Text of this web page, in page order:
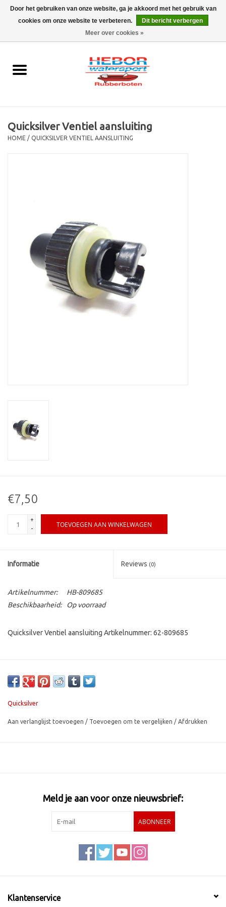
0 Artikelen - €0,00
Outboard
Trailer
Contact
Quicksilver Ventiel aansluiting
HOME / QUICKSILVER VENTIEL AANSLUITING
€7,50
+
-
TOEVOEGEN AAN WINKELWAGEN
Informatie Reviews (0)
Artikelnummer:
HB-809685
Beschikbaarheid:
Op voorraad
Quicksilver Ventiel aansluiting Artikelnummer: 62-809685
Quicksilver
Aan verlanglijst toevoegen / Toevoegen om te vergelijken / Afdrukken
Meld je aan voor onze nieuwsbrief:
ABONNEER
Klantenservice
Door het gebruiken van onze website, ga je akkoord met het gebruik van
cookies om onze website te verbeteren.
Dit bericht verbergen
Meer over cookies »